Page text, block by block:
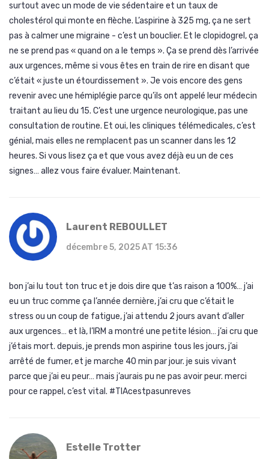
surtout avec un mode de vie sédentaire et un taux de
cholestérol qui monte en flèche. L’aspirine à 325 mg, ça ne sert
pas à calmer une migraine - c’est un bouclier. Et le clopidogrel, ça
ne se prend pas « quand on a le temps ». Ça se prend dès l’arrivée
aux urgences, même si vous êtes en train de rire en disant que
c’était « juste un étourdissement ». Je vois encore des gens
revenir avec une hémiplégie parce qu’ils ont appelé leur médecin
traitant au lieu du 15. C’est une urgence neurologique, pas une
consultation de routine. Et oui, les cliniques télémedicales, c’est
génial, mais elles ne remplacent pas un scanner dans les 12
heures. Si vous lisez ça et que vous avez déjà eu un de ces
signes… allez vous faire évaluer. Maintenant.
Laurent REBOULLET
décembre 5, 2025 AT 15:36
bon j’ai lu tout ton truc et je dois dire que t’as raison a 100%… j’ai
eu un truc comme ça l’année dernière, j’ai cru que c’était le
stress ou un coup de fatigue, j’ai attendu 2 jours avant d’aller
aux urgences… et là, l’IRM a montré une petite lésion… j’ai cru que
j’étais mort. depuis, je prends mon aspirine tous les jours, j’ai
arrêté de fumer, et je marche 40 min par jour. je suis vivant
parce que j’ai eu peur… mais j’aurais pu ne pas avoir peur. merci
pour ce rappel, c’est vital. #TIAcestpasunreves
Estelle Trotter